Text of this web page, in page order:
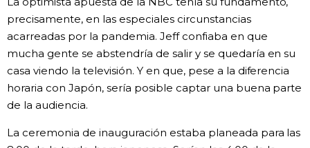
precisamente, en las especiales circunstancias
acarreadas por la pandemia. Jeff confiaba en que
mucha gente se abstendría de salir y se quedaría en su
casa viendo la televisión. Y en que, pese a la diferencia
horaria con Japón, sería posible captar una buena parte
de la audiencia.
La ceremonia de inauguración estaba planeada para las